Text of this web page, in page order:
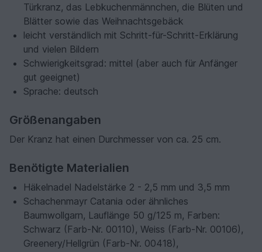
Türkranz, das Lebkuchenmännchen, die Blüten und
Blätter sowie das Weihnachtsgebäck
leicht verständlich mit Schritt-für-Schritt-Erklärung
und vielen Bildern
Schwierigkeitsgrad: mittel (aber auch für Anfänger
gut geeignet)
Sprache: deutsch
Größenangaben
Der Kranz hat einen Durchmesser von ca. 25 cm.
Benötigte Materialien
Häkelnadel Nadelstärke 2 - 2,5 mm und 3,5 mm
Schachenmayr Catania oder ähnliches
Baumwollgarn, Lauflänge 50 g/125 m, Farben:
Schwarz (Farb-Nr. 00110), Weiss (Farb-Nr. 00106),
Greenery/Hellgrün (Farb-Nr. 00418),